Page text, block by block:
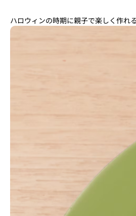
ハロウィンの時期に親子で楽しく作れ